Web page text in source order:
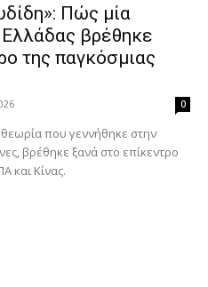
Πώς μία
βρέθηκε
της παγκόσμιας
0
που γεννήθηκε στην
βρέθηκε ξανά στο επίκεντρο
και Κίνας.